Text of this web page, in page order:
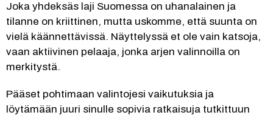
Joka yhdeksäs laji Suomessa on uhanalainen ja
tilanne on kriittinen, mutta uskomme, että suunta on
vielä käännettävissä. Näyttelyssä et ole vain katsoja,
vaan aktiivinen pelaaja, jonka arjen valinnoilla on
merkitystä.
Pääset pohtimaan valintojesi vaikutuksia ja
löytämään juuri sinulle sopivia ratkaisuja tutkittuun